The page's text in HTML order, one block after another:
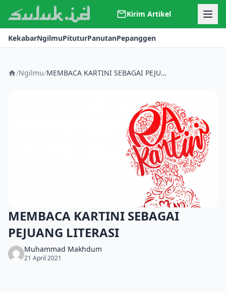
Kirim Artikel
Kerjasama
Kontak
KekabarNgilmuPituturPanutanPepanggen
/Ngilmu/ MEMBACA KARTINI SEBAGAI PEJUANG LITERASI
MEMBACA KARTINI SEBAGAI
PEJUANG LITERASI
Muhammad Makhdum
21 April 2021